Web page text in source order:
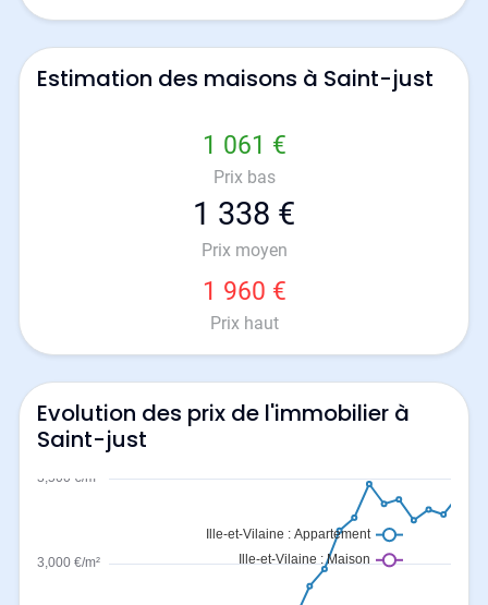
Estimation des maisons à Saint-just
1 061 €
Prix bas
1 338 €
Prix moyen
1 960 €
Prix haut
Evolution des prix de l'immobilier à
Saint-just